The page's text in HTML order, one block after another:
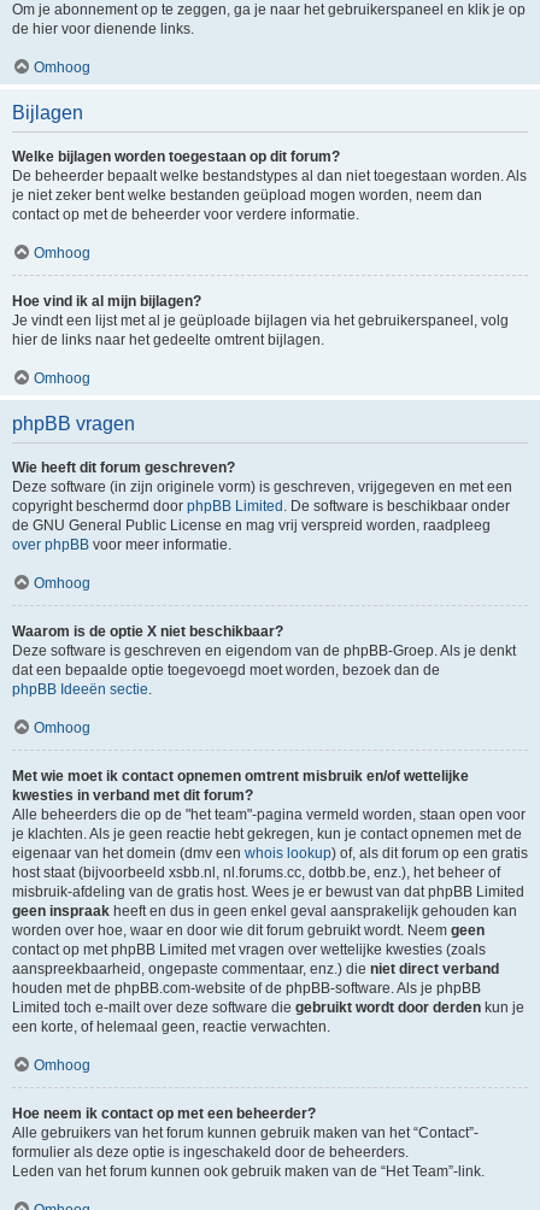
Om je abonnement op te zeggen, ga je naar het gebruikerspaneel en klik je op
de hier voor dienende links.
Omhoog
Bijlagen
Welke bijlagen worden toegestaan op dit forum?
De beheerder bepaalt welke bestandstypes al dan niet toegestaan worden. Als
je niet zeker bent welke bestanden geüpload mogen worden, neem dan
contact op met de beheerder voor verdere informatie.
Omhoog
Hoe vind ik al mijn bijlagen?
Je vindt een lijst met al je geüploade bijlagen via het gebruikerspaneel, volg
hier de links naar het gedeelte omtrent bijlagen.
Omhoog
phpBB vragen
Wie heeft dit forum geschreven?
Deze software (in zijn originele vorm) is geschreven, vrijgegeven en met een
copyright beschermd door phpBB Limited . De software is beschikbaar onder
de GNU General Public License en mag vrij verspreid worden, raadpleeg
over phpBB voor meer informatie.
Omhoog
Waarom is de optie X niet beschikbaar?
Deze software is geschreven en eigendom van de phpBB-Groep. Als je denkt
dat een bepaalde optie toegevoegd moet worden, bezoek dan de
phpBB Ideeën sectie.
Omhoog
Met wie moet ik contact opnemen omtrent misbruik en/of wettelijke
kwesties in verband met dit forum?
Alle beheerders die op de "het team"-pagina vermeld worden, staan open voor
je klachten. Als je geen reactie hebt gekregen, kun je contact opnemen met de
eigenaar van het domein (dmv een whois lookup) of, als dit forum op een gratis
host staat (bijvoorbeeld xsbb.nl, nl.forums.cc, dotbb.be, enz.), het beheer of
misbruik-afdeling van de gratis host. Wees je er bewust van dat phpBB Limited
geen inspraak heeft en dus in geen enkel geval aansprakelijk gehouden kan
worden over hoe, waar en door wie dit forum gebruikt wordt. Neem geen
contact op met phpBB Limited met vragen over wettelijke kwesties (zoals
aanspreekbaarheid, ongepaste commentaar, enz.) die niet direct verband
houden met de phpBB.com-website of de phpBB-software. Als je phpBB
Limited toch e-mailt over deze software die gebruikt wordt door derden kun je
een korte, of helemaal geen, reactie verwachten.
Omhoog
Hoe neem ik contact op met een beheerder?
Alle gebruikers van het forum kunnen gebruik maken van het “Contact”-
formulier als deze optie is ingeschakeld door de beheerders.
Leden van het forum kunnen ook gebruik maken van de “Het Team”-link.